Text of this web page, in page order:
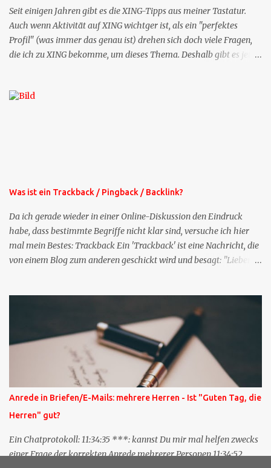
Seit einigen Jahren gibt es die XING-Tipps aus meiner Tastatur.
Auch wenn Aktivität auf XING wichtger ist, als ein "perfektes
Profil" (was immer das genau ist) drehen sich doch viele Fragen,
die ich zu XING bekomme, um dieses Thema. Deshalb gibt es jetzt
bekommen Sie kostenlos eine weitere Folge. Die Startsequenz ist 16
Was ist ein Trackback / Pingback / Backlink?
Da ich gerade wieder in einer Online-Diskussion den Eindruck
habe, dass bestimmte Begriffe nicht klar sind, versuche ich hier
mal mein Bestes: Trackback Ein 'Trackback' ist eine Nachricht, die
von einem Blog zum anderen geschickt wird und besagt: "Lieber
was ich zu deinem Inhalt zu sagen hatte." Diese
Nachrichtenfunktion wird 'angestoßen' in dem 'mein' Blog an die
'TrackbackURL' des Anderen einen 'Ping' schickt, d.h. ein paar
Parameter übergibt (URL meines Eintrags, Kurzzitat meines
Beitrags). Praktisch muss man nichts Anderes tun, als die
TrackbackURL beim Schreiben meines Beitrags in ein bestimmtes
Feld in meinem 'Blog-Redaktionssystem' einzufügen. Trackbacks
und TrackbackURLs sind heute recht selten. Das Trackback-
Verfahren wurde wei...
Anrede in Briefen/E-Mails: mehrere Herren - Ist "Guten Tag, die
Herren" gut?
Ein Chatprotokoll: 11:34:35 ***: kannst Du mir mal helfen zwecks
einer Frage der korrekten Anrede mehrerer Personen 11:34:52